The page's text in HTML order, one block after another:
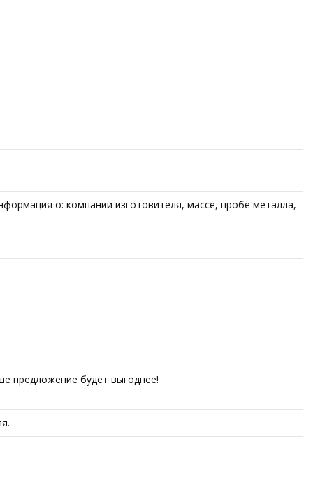
о: компании изготовителя, массе, пробе металла,
предложение будет выгоднее!